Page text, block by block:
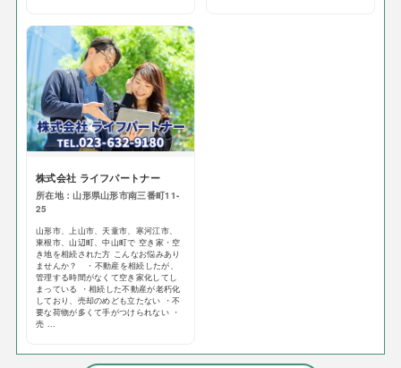
株式会社 ライフパートナー
所在地：山形県山形市南三番町11-
25
山形市、上山市、天童市、寒河江市、
東根市、山辺町、中山町で 空き家・空
き地を相続された方 こんなお悩みあり
ませんか？ ・不動産を相続したが、
管理する時間がなくて空き家化してし
まっている ・相続した不動産が老朽化
しており、売却のめども立たない ・不
要な荷物が多くて手がつけられない ・
売 ...